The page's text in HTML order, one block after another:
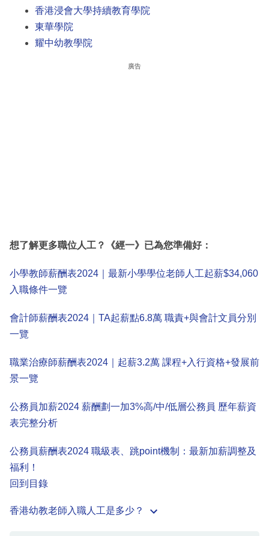
香港浸會大學持續教育學院
東華學院
耀中幼教學院
廣告
想了解更多職位人工？《經一》已為您準備好：
小學教師薪酬表2024｜最新小學學位老師人工起薪$34,060
入職條件一覽
會計師薪酬表2024｜TA起薪點6.8萬 職責+與會計文員分別
一覽
職業治療師薪酬表2024｜起薪3.2萬 課程+入行資格+發展前
景一覽
公務員加薪2024 薪酬劃一加3%高/中/低層公務員 歷年薪資
表完整分析
公務員薪酬表2024 職級表、跳point機制：最新加薪調整及
福利！
回到目錄
香港幼教老師入職人工是多少？